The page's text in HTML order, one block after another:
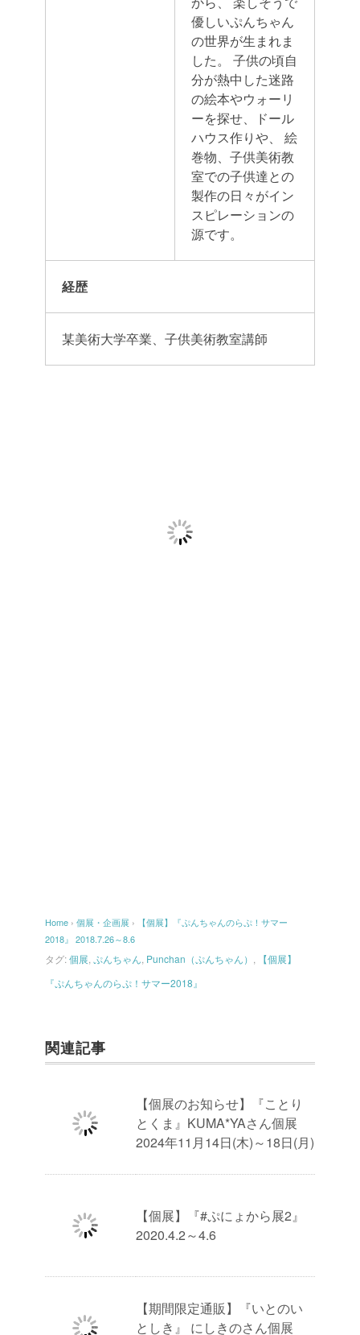
優しいぷんちゃん
の世界が生まれま
した。 子供の頃自
分が熱中した迷路
の絵本やウォーリ
ーを探せ、ドール
ハウス作りや、 絵
巻物、子供美術教
室での子供達との
製作の日々がイン
スピレーションの
源です。
経歴
某美術大学卒業、子供美術教室講師
Home › 個展・企画展 ›
【個展】『ぷんちゃんのらぷ！サマー
2018』 2018.7.26～8.6
タグ:個展 ぷんちゃん Punchan（ぷんちゃん）
【個展】
『ぷんちゃんのらぷ！サマー2018』
関連記事
【個展のお知らせ】『ことり
とくま』KUMA*YAさん個展
2024年11月14日(木)～18日(月)
【個展】『#ぷにょから展2』
2020.4.2～4.6
【期間限定通販】『いとのい
としき』 にしきのさん個展